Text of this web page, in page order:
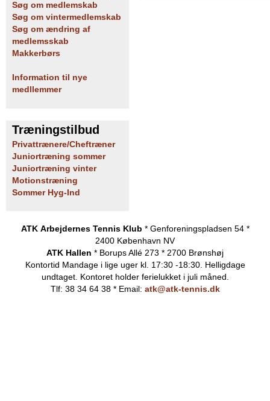
Søg om medlemskab
Søg om vintermedlemskab
Søg om ændring af
medlemsskab
Makkerbørs
Information til nye
medllemmer
Træningstilbud
Privattrænere/Cheftræner
Juniortræning sommer
Juniortræning vinter
Motionstræning
Sommer Hyg-Ind
ATK Arbejdernes Tennis Klub * Genforeningspladsen 54 *
2400 København NV
ATK Hallen * Borups Allé 273 * 2700 Brønshøj
Kontortid Mandage i lige uger kl. 17:30 -18:30. Helligdage
undtaget.
Kontoret holder ferielukket i juli måned.
Tlf: 38 34 64 38 * Email: atk@atk-tennis.dk